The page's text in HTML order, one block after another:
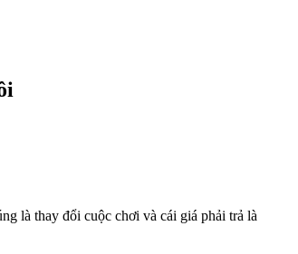
là thay đổi cuộc chơi và cái giá phải trả là